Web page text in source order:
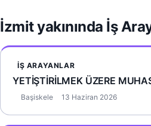
İzmit yakınında İş
İŞ ARAYANLAR
YETİŞTİRİLMEK ÜZERE
Başiskele 13 Haziran 2026